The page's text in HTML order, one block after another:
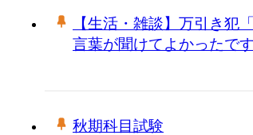
【生活・雑談】万引き犯
言葉が聞けてよかったで
秋期科目試験